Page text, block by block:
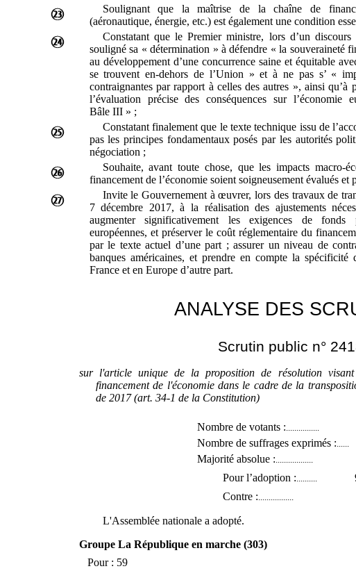
Soulignant que la maîtrise de la chaîne de
(aéronautique, énergie, etc.) est également une condition
Constatant que le Premier ministre, lors d’un
souligné sa « détermination » à défendre « la souveraineté
au développement d’une concurrence saine et équitable
se trouvent en‑dehors de l’Union » et à ne pas s’ «
contraignantes par rapport à celles des autres », ainsi qu’à
l’évaluation précise des conséquences sur l’économie
Bâle III » ;
Constatant finalement que le texte technique issu de
pas les principes fondamentaux posés par les autorités
négociation ;
Souhaite, avant toute chose, que les impacts macro‑
financement de l’économie soient soigneusement évalués et
Invite le Gouvernement à œuvrer, lors des travaux de
7 décembre 2017, à la réalisation des ajustements
augmenter significativement les exigences de fonds
européennes, et préserver le coût réglementaire du
par le texte actuel d’une part ; assurer un niveau de
banques américaines, et prendre en compte la spécificité
France et en Europe d’autre part.
ANALYSE DES
Scrutin public n°
sur l'article unique de la proposition de résolution
financement de l'économie dans le cadre de la
de 2017 (art. 34-1 de la Constitution)
Nombre de votants :
Nombre de suffrages exprimés :
Majorité absolue :
Pour l’adoption :
Contre :
L'Assemblée nationale a adopté.
Groupe La République en marche (303)
Pour : 59